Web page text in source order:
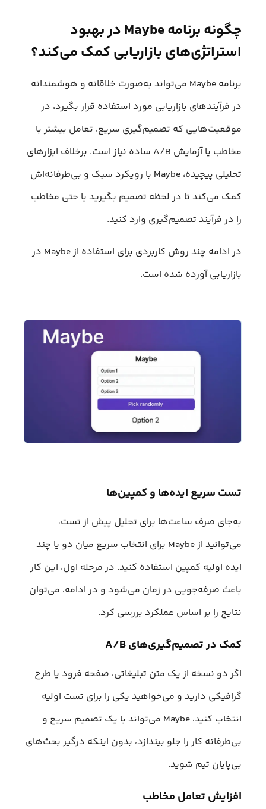
چگونه برنامه Maybe در بهبود
استراتژی‌های بازاریابی کمک می‌کند؟
برنامه Maybe می‌تواند به‌صورت خلاقانه و هوشمندانه
در فرآیندهای بازاریابی مورد استفاده قرار بگیرد، در
موقعیت‌هایی که تصمیم‌گیری سریع، تعامل بیشتر با
مخاطب یا آزمایش A/B ساده نیاز است. برخلاف ابزارهای
تحلیلی پیچیده، Maybe با رویکرد سبک و بی‌طرفانه‌اش
کمک می‌کند تا در لحظه تصمیم بگیرید یا حتی مخاطب
را در فرآیند تصمیم‌گیری وارد کنید.
در ادامه چند روش کاربردی برای استفاده از Maybe در
بازاریابی آورده شده است.
تست سریع ایده‌ها و کمپین‌ها
به‌جای صرف ساعت‌ها برای تحلیل پیش از تست،
می‌توانید از Maybe برای انتخاب سریع میان دو یا چند
ایده اولیه کمپین استفاده کنید. در مرحله اول، این کار
باعث صرفه‌جویی در زمان می‌شود و در ادامه، می‌توان
نتایج را بر اساس عملکرد بررسی کرد.
کمک در تصمیم‌گیری‌های A/B
اگر دو نسخه از یک متن تبلیغاتی، صفحه فرود یا طرح
گرافیکی دارید و می‌خواهید یکی را برای تست اولیه
انتخاب کنید، Maybe می‌تواند با یک تصمیم سریع و
بی‌طرفانه کار را جلو بیندازد، بدون اینکه درگیر بحث‌های
بی‌پایان تیم شوید.
افزایش تعامل مخاطب